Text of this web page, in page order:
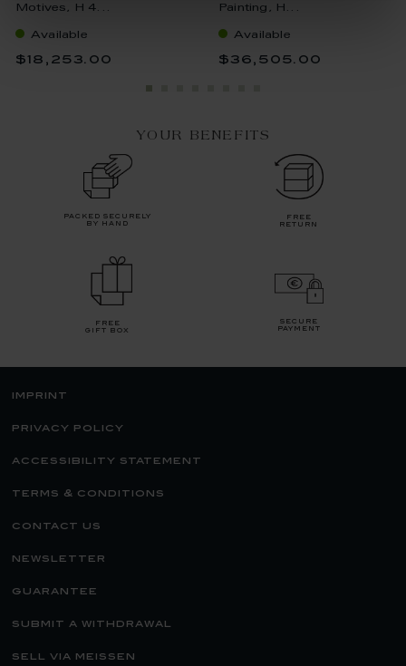
Motives, H 4...
Available
$18,253.00
Painting, H...
Available
$36,505.00
YOUR BENEFITS
packed securely
by hand
free
return
free
gift box
secure
payment
imprint
privacy policy
accessibility statement
terms & conditions
contact us
newsletter
guarantee
submit a withdrawal
sell via meissen